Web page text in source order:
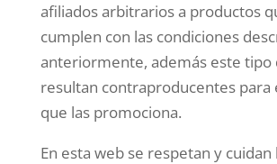
afiliados arbitrarios a productos
cumplen con las condiciones
anteriormente, además este tipo
resultan contraproducentes para
que las promociona.
En esta web se respetan y cuidan